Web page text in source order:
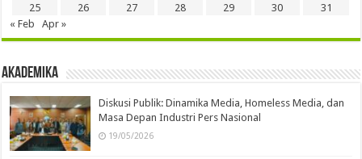
25
26 27 28 29 30
31
« Feb
Apr »
Akademika
Diskusi Publik: Dinamika Media, Homeless Media, dan
Masa Depan Industri Pers Nasional
19/05/2026